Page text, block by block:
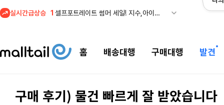
실시간급상승 1
셀프포트레이트 썸머 세일! 지수,아이유 착용 + 관세내 특가
홈 배송대행 구매대행 발견
구매 후기) 물건 빠르게 잘 받았습니다